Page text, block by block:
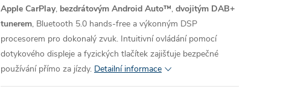
Apple CarPlay, bezdrátovým Android Auto™, dvojitým DAB+
tunerem, Bluetooth 5.0 hands-free a výkonným DSP
procesorem pro dokonalý zvuk. Intuitivní ovládání pomocí
dotykového displeje a fyzických tlačítek zajišťuje bezpečné
používání přímo za jízdy. Detailní informace